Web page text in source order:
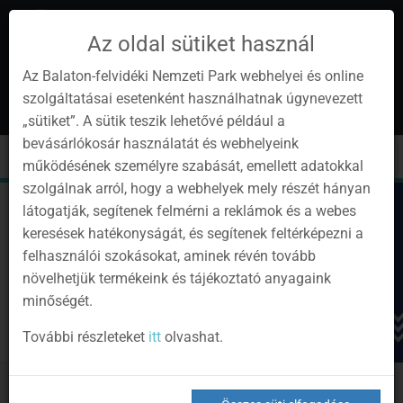
Instagram
YoutubeFacebookProgramok
Hírlevél
hu
Toggle
cart
Toggle
navigation
Bejelentkezés
Az oldal sütiket használ
Az Balaton-felvidéki Nemzeti Park webhelyei és online
szolgáltatásai esetenként használhatnak úgynevezett
„sütiket”. A sütik teszik lehetővé például a
bevásárlókosár használatát és webhelyeink
működésének személyre szabását, emellett adatokkal
szolgálnak arról, hogy a webhelyek mely részét hányan
látogatják, segítenek felmérni a reklámok és a webes
keresések hatékonyságát, és segítenek feltérképezni a
felhasználói szokásokat, aminek révén tovább
növelhetjük termékeink és tájékoztató anyagaink
minőségét.
További részleteket ittolvashat.